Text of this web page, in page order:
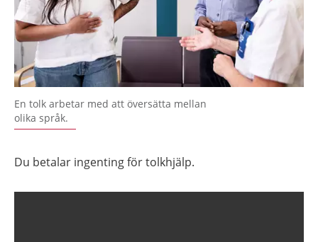
En tolk arbetar med att översätta mellan
olika språk.
Du betalar ingenting för tolkhjälp.